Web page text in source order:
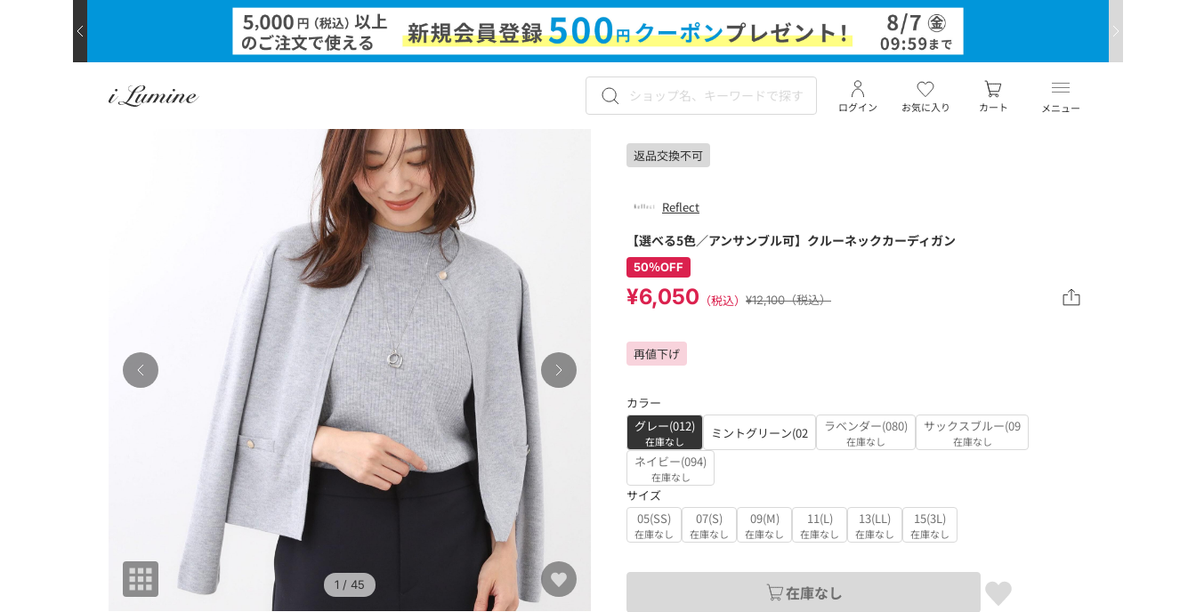
メニュー
お気に入り
ログイン カート
返品交換不可
1 / 45
Reflect
【選べる5色／アンサンブル可】クルーネックカーディガン
50％OFF
¥6,050 （税込） ¥12,100（税込）
再値下げ
カラー
グレー(012)
在庫なし ミントグリーン(02 ラベンダー(080)
在庫なし
サックスブルー(09
在庫なし
ネイビー(094)
在庫なし
サイズ
05(SS)
在庫なし
07(S)
在庫なし
09(M)
在庫なし
11(L)
在庫なし
13(LL)
在庫なし
15(3L)
在庫なし
在庫なし